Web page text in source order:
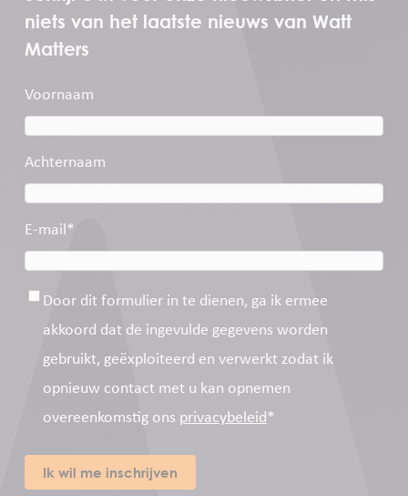
niets van het laatste nieuws van Watt
Matters
Voornaam
Achternaam
E-mail *
Toestemming*
Door dit formulier in te dienen, ga ik ermee
akkoord dat de ingevulde gegevens worden
gebruikt, geëxploiteerd en verwerkt zodat ik
opnieuw contact met u kan opnemen
overeenkomstig ons privacybeleid*